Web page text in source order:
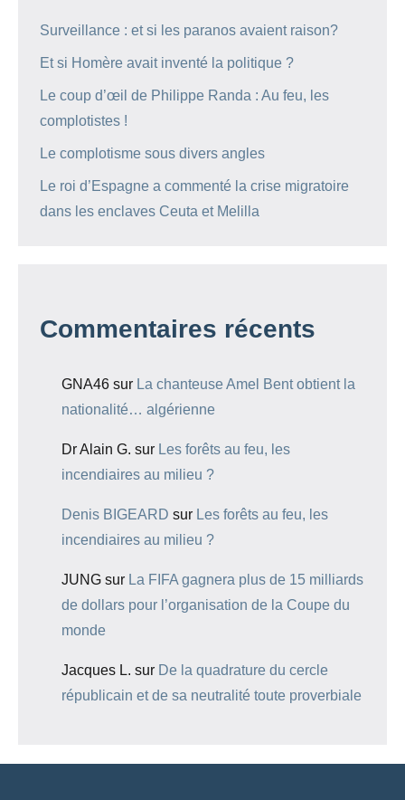
Surveillance : et si les paranos avaient raison?
Et si Homère avait inventé la politique ?
Le coup d’œil de Philippe Randa : Au feu, les
complotistes !
Le complotisme sous divers angles
Le roi d’Espagne a commenté la crise migratoire
dans les enclaves Ceuta et Melilla
Commentaires récents
GNA46 sur La chanteuse Amel Bent obtient la
nationalité… algérienne
Dr Alain G. sur Les forêts au feu, les
incendiaires au milieu ?
Denis BIGEARD sur Les forêts au feu, les
incendiaires au milieu ?
JUNG sur La FIFA gagnera plus de 15 milliards
de dollars pour l’organisation de la Coupe du
monde
Jacques L. sur De la quadrature du cercle
républicain et de sa neutralité toute proverbiale